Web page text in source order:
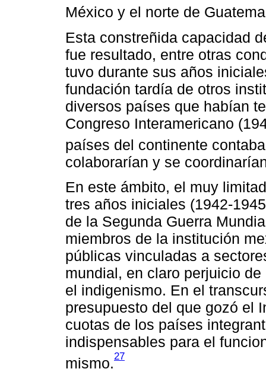
México y el norte de
Esta constreñida capacidad
fue resultado, entre otras
tuvo durante sus años
fundación tardía de otros
diversos países que habían
Congreso Interamericano
países del continente
colaborarían y se
En este ámbito, el muy
tres años iniciales (1942-
de la Segunda Guerra
miembros de la institución
públicas vinculadas a
mundial, en claro perjuicio
el indigenismo. En el
presupuesto del que gozó el
cuotas de los países
indispensables para el
mismo.27